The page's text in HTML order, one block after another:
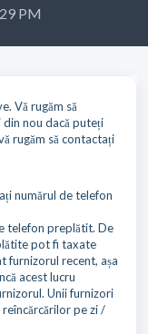
PM
Vă rugăm să
nou dacă puteți
rugăm să contactați
numărul de telefon
telefon preplătit. De
pot fi taxate
furnizorul recent, așa
acest lucru
Unii furnizori
pe zi /